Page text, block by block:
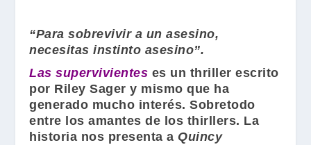
“Para sobrevivir a un asesino,
necesitas instinto asesino”.
Las supervivientes es un thriller escrito
por Riley Sager y mismo que ha
generado mucho interés. Sobretodo
entre los amantes de los thirllers. La
historia nos presenta a Quincy